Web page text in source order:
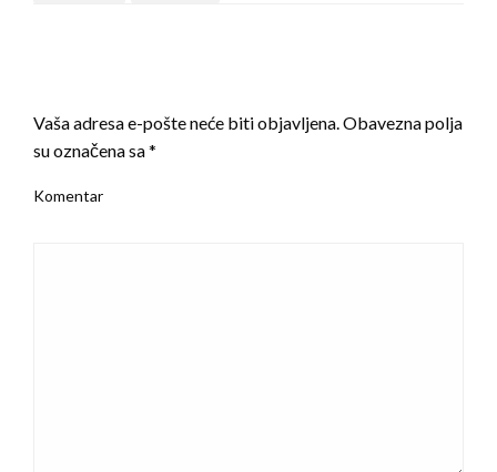
Vaša adresa e-pošte neće biti objavljena.Obavezna polja
su označena sa*
Komentar